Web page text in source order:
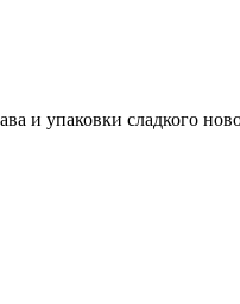
и упаковки сладкого